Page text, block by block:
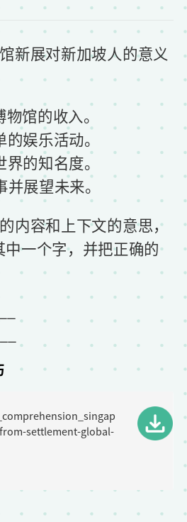
新展对新加坡人的意义
馆的收入。
娱乐活动。
的知名度。
展望未来。
内容和上下文的意思，
一个字，并把正确的
settlement-global-